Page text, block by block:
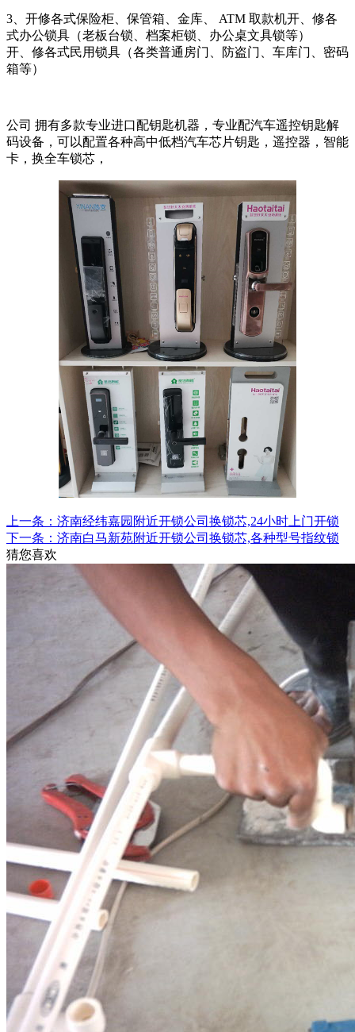
3、开修各式保险柜、保管箱、金库、 ATM 取款机开、修各
式办公锁具（老板台锁、档案柜锁、办公桌文具锁等）
开、修各式民用锁具（各类普通房门、防盗门、车库门、密码
箱等）
公司 拥有多款专业进口配钥匙机器，专业配汽车遥控钥匙解
码设备，可以配置各种高中低档汽车芯片钥匙，遥控器，智能
卡，换全车锁芯，
上一条：济南经纬嘉园附近开锁公司换锁芯,24小时上门开锁
下一条：济南白马新苑附近开锁公司换锁芯,各种型号指纹锁
猜您喜欢